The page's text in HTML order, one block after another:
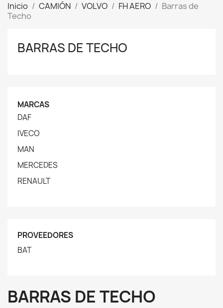
Inicio CAMIÓN VOLVO FH AERO
Barras de
Techo
BARRAS DE TECHO
MARCAS
DAF
IVECO
MAN
MERCEDES
RENAULT
PROVEEDORES
BAT
BARRAS DE TECHO